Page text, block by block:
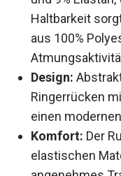
und Haltbarkeit
komplett aus
um die
Design:
Ringerrücken
einen
Komfort:Der
elastischen
angenehmes